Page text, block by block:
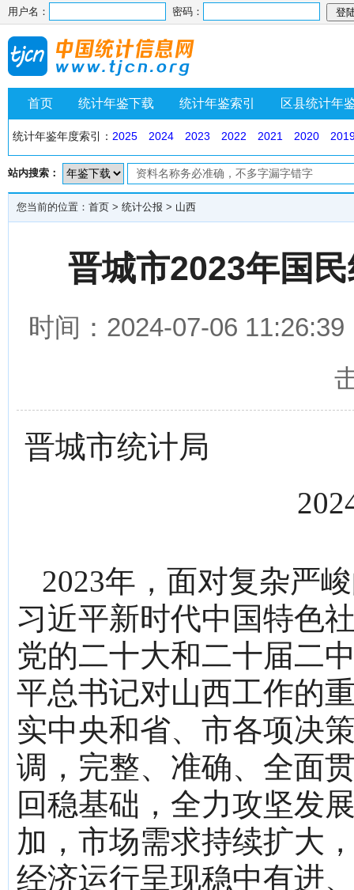
用户名： 密码：
首页 统计年鉴下载 统计年鉴索引 区县统计年
统计年鉴年度索引： 2025 2024 2023 2022 2021 2020
站内搜索：
您当前的位置： 首页 > 统计公报 > 山西
晋城市2023年国
时间：2024-07-06
晋城市统计局
2023年，面对复杂严
习近平新时代中国特色
党的二十大和二十届二
平总书记对山西工作的
实中央和省、市各项决
调，完整、准确、全面
回稳基础，全力攻坚发
加，市场需求持续扩大
经济运行呈现稳中有进